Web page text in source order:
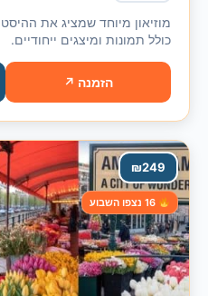
מוזיאון מיוחד שמציג את
כולל תמונות ומיצגים ייחודיים.
הזמנה ↗
249
₪